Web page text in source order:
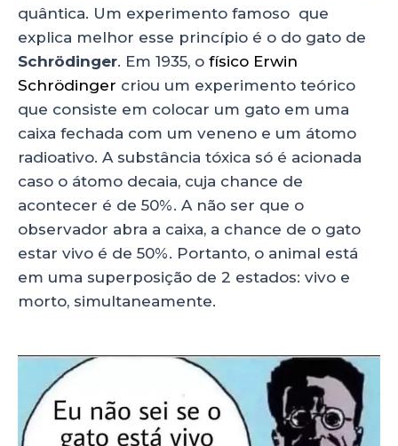
quântica. Um experimento famoso que
explica melhor esse princípio é o do gato de
Schrödinger. Em 1935, o físico Erwin
Schrödinger criou um experimento teórico
que consiste em colocar um gato em uma
caixa fechada com um veneno e um átomo
radioativo. A substância tóxica só é acionada
caso o átomo decaia, cuja chance de
acontecer é de 50%. A não ser que o
observador abra a caixa, a chance de o gato
estar vivo é de 50%. Portanto, o animal está
em uma superposição de 2 estados: vivo e
morto, simultaneamente.